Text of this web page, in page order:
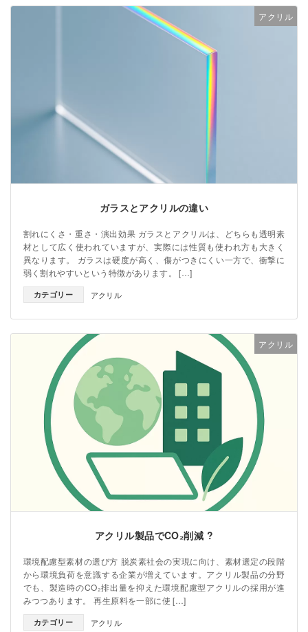
アクリル
ガラスとアクリルの違い
割れにくさ・重さ・演出効果 ガラスとアクリルは、どちらも透明素
材として広く使われていますが、実際には性質も使われ方も大きく
異なります。 ガラスは硬度が高く、傷がつきにくい一方で、衝撃に
弱く割れやすいという特徴があります。 […]
カテゴリー アクリル
アクリル
アクリル製品でCO₂削減 ?
環境配慮型素材の選び方 脱炭素社会の実現に向け、素材選定の段階
から環境負荷を意識する企業が増えています。アクリル製品の分野
でも、製造時のCO₂排出量を抑えた環境配慮型アクリルの採用が進
みつつあります。 再生原料を一部に使 […]
カテゴリー アクリル